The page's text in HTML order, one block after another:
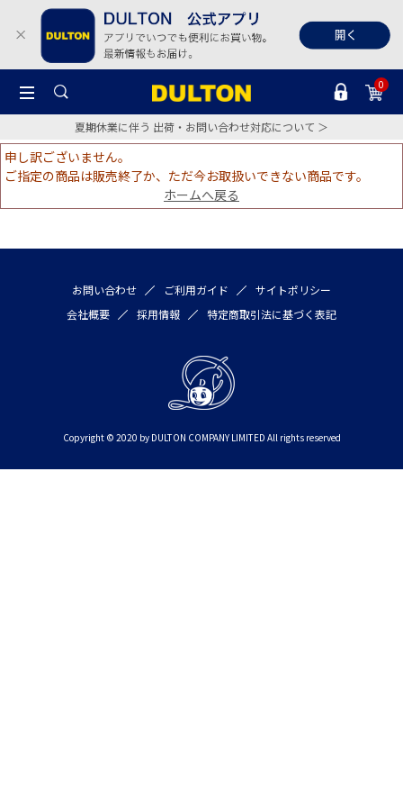
0
夏期休業に伴う 出荷・お問い合わせ対応について ＞
申し訳ございません。
ご指定の商品は販売終了か、ただ今お取扱いできない商品です。
ホームへ戻る
お問い合わせ ご利用ガイド
サイトポリシー
会社概要
採用情報 特定商取引法に基づく表記
Copyright © 2020 by DULTON COMPANY LIMITED All rights reserved